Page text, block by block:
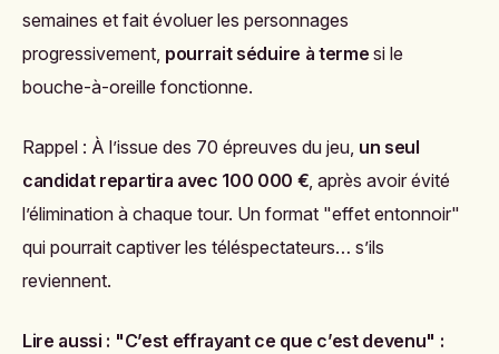
semaines et fait évoluer les personnages
progressivement, pourrait séduire à terme si le
bouche-à-oreille fonctionne.
Rappel : À l’issue des 70 épreuves du jeu, un seul
candidat repartira avec 100 000 €, après avoir évité
l’élimination à chaque tour. Un format "effet entonnoir"
qui pourrait captiver les téléspectateurs… s’ils
reviennent.
Lire aussi : "C’est effrayant ce que c’est devenu" :